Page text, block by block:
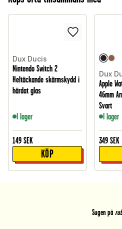
Dux Ducis
Nintendo Switch 2
Heltäckande skärmskydd i
härdat glas
I lager
149 SEK
KÖP
Dux
Apple
46mm
Svart
I lager
349 SEK
Sugen på